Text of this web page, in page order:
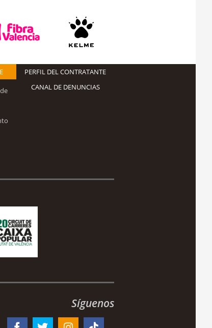
PERFIL DEL CONTRATANTE
CANAL DE DENUNCIAS
Síguenos